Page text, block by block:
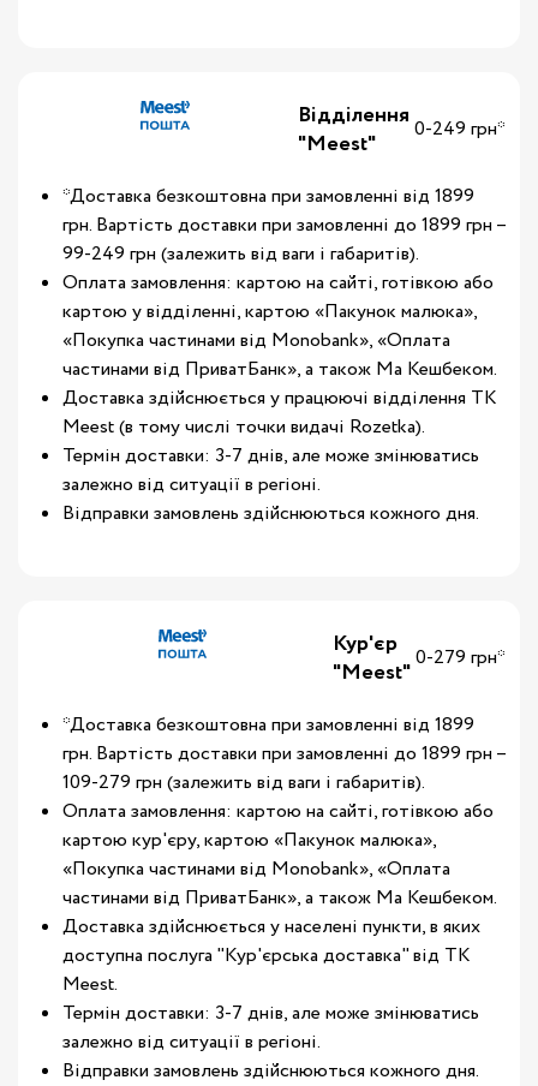
Відділення
"Meest"
0-249 грн*
*Доставка безкоштовна при замовленні від 1899
грн. Вартість доставки при замовленні до 1899 грн –
99-249 грн (залежить від ваги і габаритів).
Оплата замовлення: картою на сайті, готівкою або
картою у відділенні, картою «Пакунок малюка»,
«Покупка частинами від Monobank», «Оплата
частинами від ПриватБанк», а також Ма Кешбеком.
Доставка здійснюється у працюючі відділення ТК
Meest (в тому числі точки видачі Rozetka).
Термін доставки: 3-7 днів, але може змінюватись
залежно від ситуації в регіоні.
Відправки замовлень здійснюються кожного дня.
Кур'єр
"Meest"0-279 грн*
*Доставка безкоштовна при замовленні від 1899
грн. Вартість доставки при замовленні до 1899 грн –
109-279 грн (залежить від ваги і габаритів).
Оплата замовлення: картою на сайті, готівкою або
картою кур'єру, картою «Пакунок малюка»,
«Покупка частинами від Monobank», «Оплата
частинами від ПриватБанк», а також Ма Кешбеком.
Доставка здійснюється у населені пункти, в яких
доступна послуга "Кур'єрська доставка" від ТК
Meest.
Термін доставки: 3-7 днів, але може змінюватись
залежно від ситуації в регіоні.
Відправки замовлень здійснюються кожного дня.